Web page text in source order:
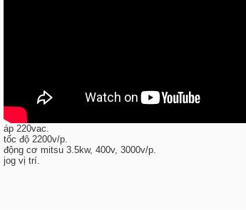
áp 220vac.
tốc độ 2200v/p.
động cơ mitsu 3.5kw, 400v, 3000v/p.
jog vị trí.